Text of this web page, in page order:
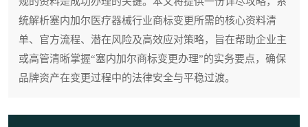
统解析塞内加尔医疗器械行业商标变更所需的核心资料清
单、官方流程、潜在风险及高效应对策略，旨在帮助企业主
或高管清晰掌握“塞内加尔商标变更办理”的实务要点，确保
品牌资产在变更过程中的法律安全与平稳过渡。